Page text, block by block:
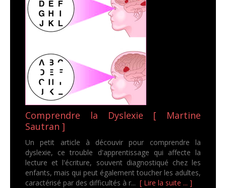
Comprendre la Dyslexie [ Martine
Sautran ]
Un petit article à découvir pour comprendre la
dyslexie, ce trouble d'apprentissage qui affecte la
lecture et l'écriture, souvent diagnostiqué chez les
enfants, mais qui peut également toucher les adultes,
caractérisé par des difficultés à r... [ Lire la suite ... ]